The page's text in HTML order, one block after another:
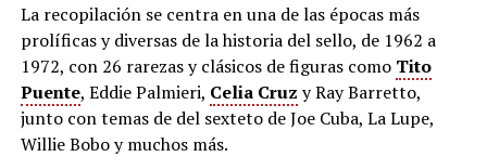
La recopilación se centra en una de las épocas más
prolíficas y diversas de la historia del sello, de 1962 a
1972, con 26 rarezas y clásicos de figuras como Tito
Puente, Eddie Palmieri, Celia Cruz y Ray Barretto,
junto con temas de del sexteto de Joe Cuba, La Lupe,
Willie Bobo y muchos más.